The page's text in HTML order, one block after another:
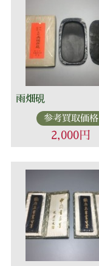
雨畑硯
参考買取価格
2,000円